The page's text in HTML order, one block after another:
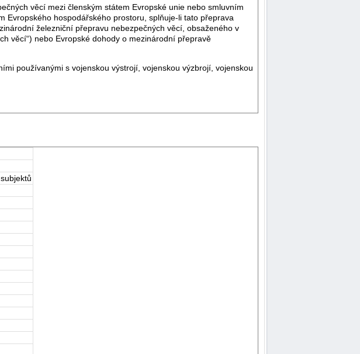
věcí mezi členským státem Evropské unie nebo smluvním
Evropského hospodářského prostoru, splňuje-li tato přeprava
železniční přepravu nebezpečných věcí, obsaženého v
věcí“) nebo Evropské dohody o mezinárodní přepravě
používanými s vojenskou výstrojí, vojenskou výzbrojí, vojenskou